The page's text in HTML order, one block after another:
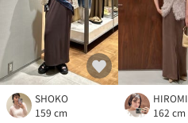
SHOKO
159 cm
HIROMI
162 cm